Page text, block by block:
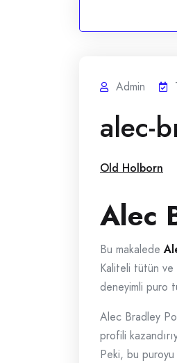
Admin
alec-
Old Holborn
Alec
Bu makalede
Kaliteli tütün ve
deneyimli puro
Alec Bradley
profili
Peki, bu